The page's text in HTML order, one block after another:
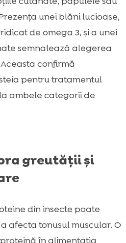
unei blăni lucioase,
de omega 3, și a unei
semnalează alegerea
confirmă
pentru tratamentul
ambele categorii de
greutății și
din insecte poate
afecta tonusul muscular. O
în alimentația